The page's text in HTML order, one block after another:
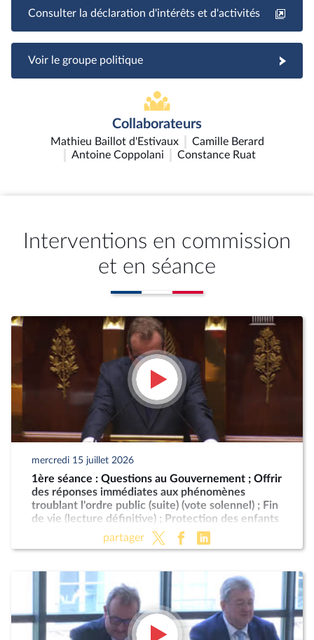
Consulter la déclaration d'intérêts et d'activités
Voir le groupe politique
Collaborateurs
Mathieu Baillot d'Estivaux
Camille Berard
Antoine Coppolani
Constance Ruat
Interventions en commission
et en séance
mercredi 15 juillet 2026
1ère séance : Questions au Gouvernement ; Offrir
des réponses immédiates aux phénomènes
troublant l'ordre public (suite) (vote solennel) ; Fin
de vie (lecture définitive) ; Protection des enfants
partager